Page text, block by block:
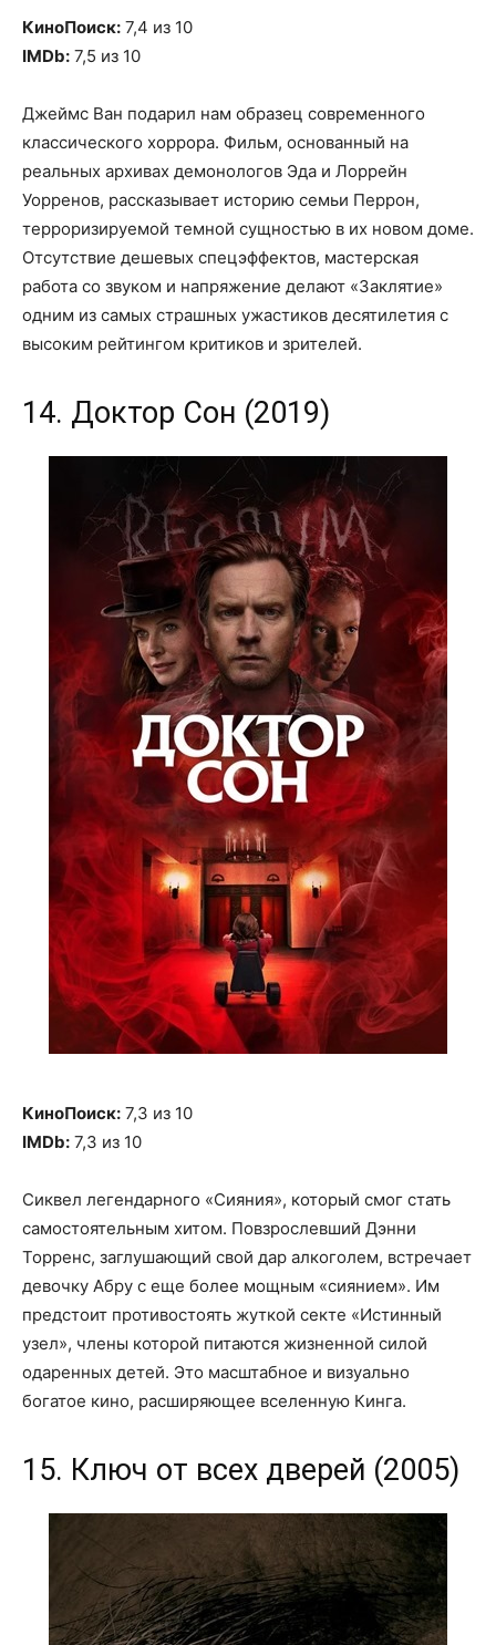
КиноПоиск: 7,4 из 10
IMDb: 7,5 из 10
Джеймс Ван подарил нам образец современного
классического хоррора. Фильм, основанный на
реальных архивах демонологов Эда и Лоррейн
Уорренов, рассказывает историю семьи Перрон,
терроризируемой темной сущностью в их новом доме.
Отсутствие дешевых спецэффектов, мастерская
работа со звуком и напряжение делают «Заклятие»
одним из самых страшных ужастиков десятилетия с
высоким рейтингом критиков и зрителей.
14. Доктор Сон (2019)
КиноПоиск: 7,3 из 10
IMDb: 7,3 из 10
Сиквел легендарного «Сияния», который смог стать
самостоятельным хитом. Повзрослевший Дэнни
Торренс, заглушающий свой дар алкоголем, встречает
девочку Абру с еще более мощным «сиянием». Им
предстоит противостоять жуткой секте «Истинный
узел», члены которой питаются жизненной силой
одаренных детей. Это масштабное и визуально
богатое кино, расширяющее вселенную Кинга.
15. Ключ от всех дверей (2005)